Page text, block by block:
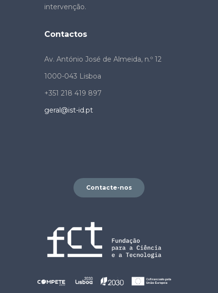
intervenção.
Contactos
Av. António José de Almeida, n.º 12
1000-043 Lisboa
+351 218 419 897
geral@ist-id.pt
Contacte-nos